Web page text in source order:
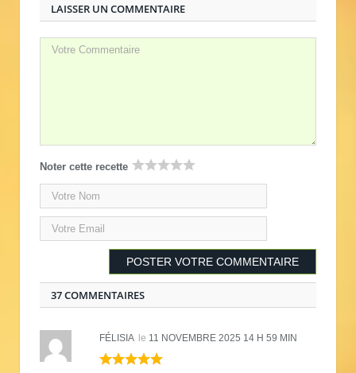
LAISSER UN COMMENTAIRE
Noter cette recette
37 COMMENTAIRES
FÉLISIA le 11 NOVEMBRE 2025 14 H 59 MIN